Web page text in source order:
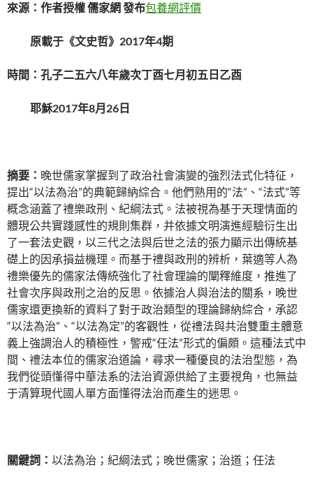
來源：作者授權 儒家網 發布包養網評價
原載于《文史哲》2017年4期
時間：孔子二五六八年歲次丁酉七月初五日乙酉
耶穌2017年8月26日
摘要： 晚世儒家掌握到了政治社會演變的強烈法式化特征，
提出“以法為治”的典範歸納綜合。他們熟用的“法”、“法式”等
概念涵蓋了禮樂政刑、紀綱法式。法被視為基于天理情面的
體現公共實踐感性的規則集群，并依據文明演進經驗衍生出
了一套法史觀，以三代之法與后世之法的張力顯示出傳統基
礎上的因承損益機理。而基于禮與政刑的辨析，葉適等人為
禮樂優先的儒家法傳統強化了社會理論的闡釋維度，推進了
社會次序與政刑之治的反思。依據治人與治法的關系，晚世
儒家還更換新的資料了對于政治類型的理論歸納綜合，承認
“以法為治”、“以法為定”的客觀性，從禮法與共治雙重主體意
義上強調治人的積極性，警戒“任法”形式的偏頗。這種法式中
間、禮法本位的儒家治道論，尋求一種優良的法治型態，為
我們從頭懂得中華法系的法治資源供給了主要視角，也無益
于清算現代國人單方面懂得法治而產生的迷思。
關鍵詞： 以法為治；紀綱法式；晚世儒家；治道；任法